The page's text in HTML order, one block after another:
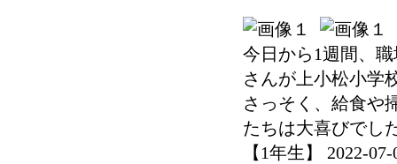
今日から1週間、
さんが上小松小学
さっそく、給食や
たちは大喜びでし
【1年生】 2022-